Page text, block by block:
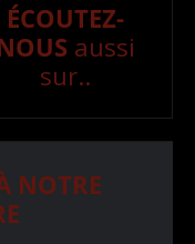
ÉCOUTEZ-
aussi
sur..
NOTRE